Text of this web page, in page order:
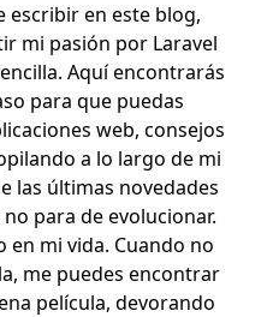
escribir en este blog,
mi pasión por Laravel
Aquí encontrarás
para que puedas
web, consejos
a lo largo de mi
las últimas novedades
para de evolucionar.
en mi vida. Cuando no
me puedes encontrar
película, devorando